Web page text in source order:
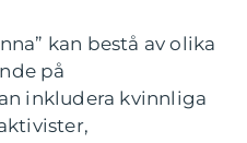
kan bestå av olika
på
inkludera kvinnliga